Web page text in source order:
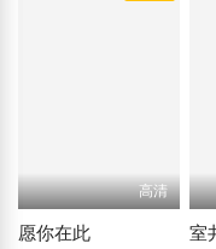
高清
愿你在此